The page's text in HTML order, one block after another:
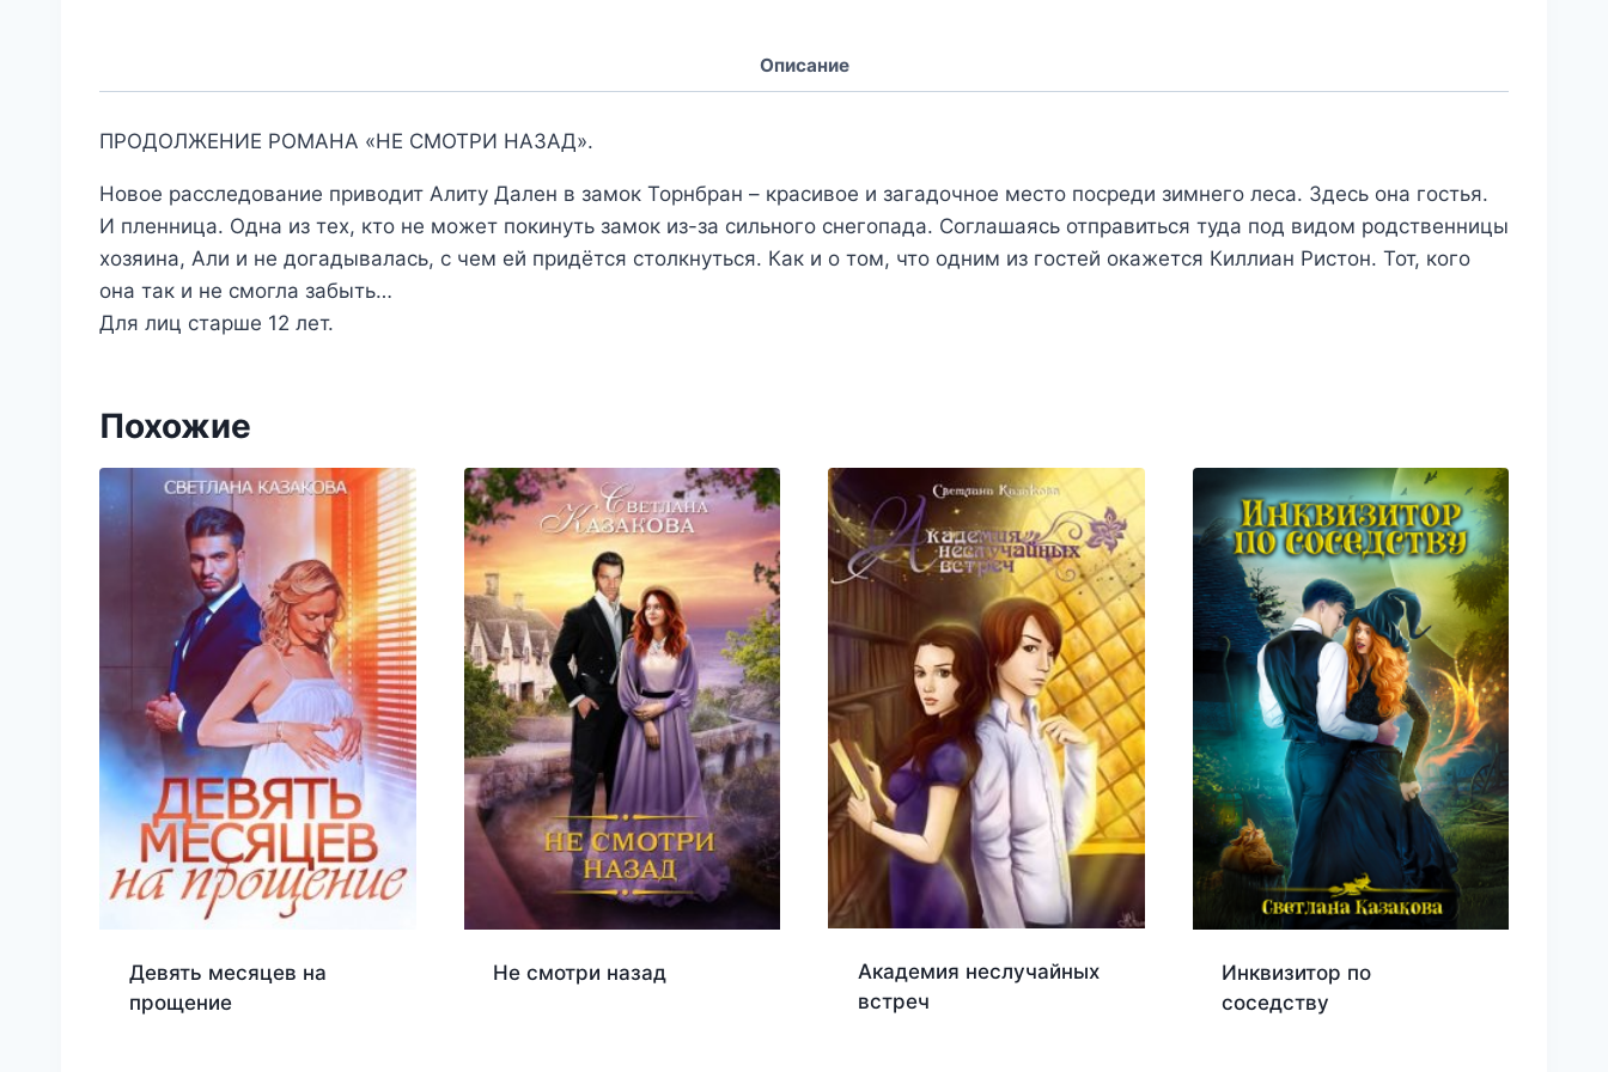
Описание
ПРОДОЛЖЕНИЕ РОМАНА «НЕ СМОТРИ НАЗАД».
Новое расследование приводит Алиту Дален в замок Торнбран – красивое и загадочное место посреди зимнего леса. Здесь она гостья.
И пленница. Одна из тех, кто не может покинуть замок из-за сильного снегопада. Соглашаясь отправиться туда под видом родственницы
хозяина, Али и не догадывалась, с чем ей придётся столкнуться. Как и о том, что одним из гостей окажется Киллиан Ристон. Тот, кого
она так и не смогла забыть…
Для лиц старше 12 лет.
Похожие
Девять месяцев на
прощение
Не смотри назад
Академия неслучайных
встреч
Инквизитор по
соседству